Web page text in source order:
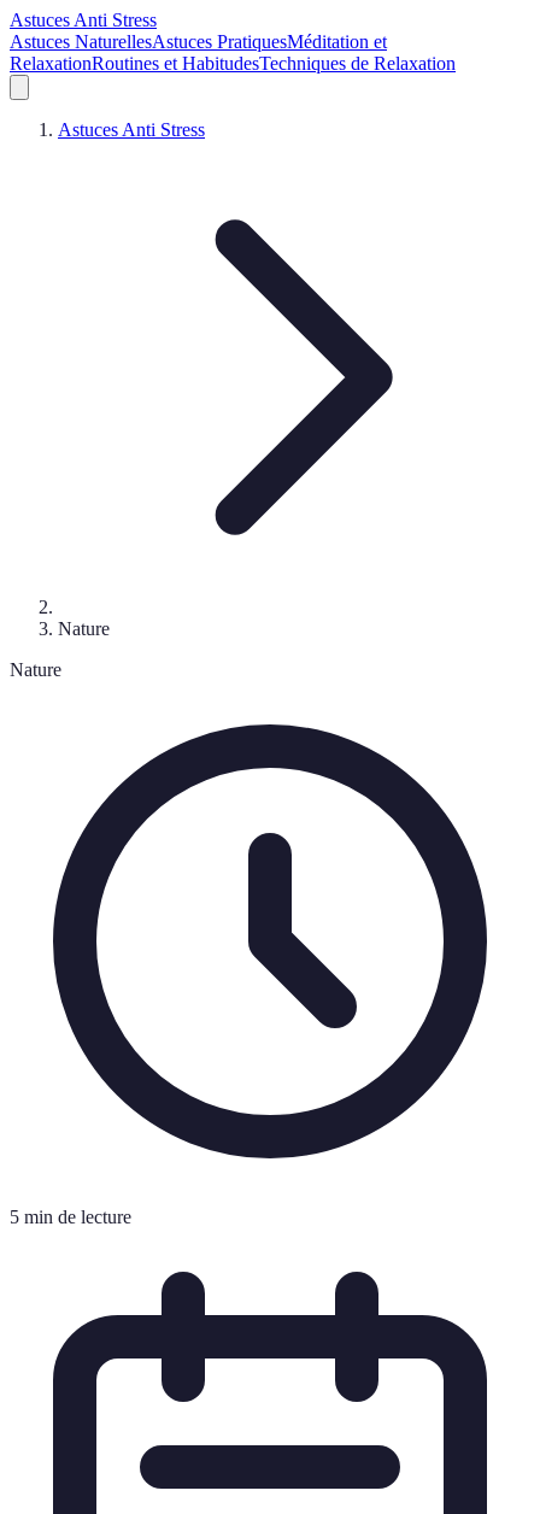
Astuces Anti Stress
Astuces NaturellesAstuces PratiquesMéditation et
RelaxationRoutines et HabitudesTechniques de Relaxation
Astuces Anti Stress
Nature
Nature
5 min de lecture